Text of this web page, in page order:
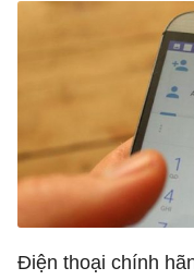
Điện thoại chính